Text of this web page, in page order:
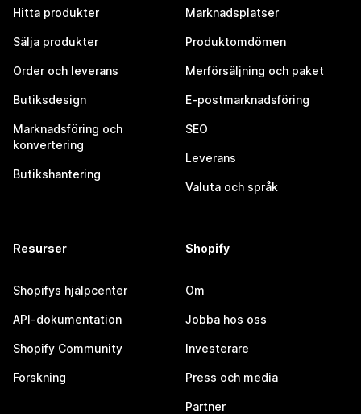
Hitta produkter
Sälja produkter
Order och leverans
Butiksdesign
Marknadsföring och
konvertering
Butikshantering
Marknadsplatser
Produktomdömen
Merförsäljning och paket
E-postmarknadsföring
SEO
Leverans
Valuta och språk
Resurser
Shopifys hjälpcenter
API-dokumentation
Shopify Community
Forskning
Shopify
Om
Jobba hos oss
Investerare
Press och media
Partner